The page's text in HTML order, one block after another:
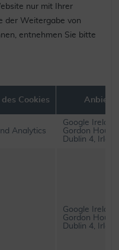
nur mit Ihrer
der Weitergabe von
entnehmen Sie bitte
Cookies
Analytics
Google
Gordon
Dublin 4, Irland
Google
Gordon
Dublin 4, Irland